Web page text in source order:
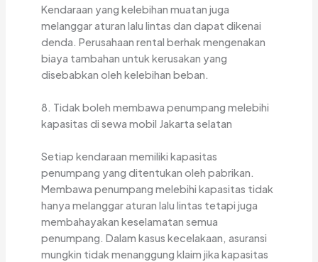
Kendaraan yang kelebihan muatan juga
melanggar aturan lalu lintas dan dapat dikenai
denda. Perusahaan rental berhak mengenakan
biaya tambahan untuk kerusakan yang
disebabkan oleh kelebihan beban.
8. Tidak boleh membawa penumpang melebihi
kapasitas di sewa mobil Jakarta selatan
Setiap kendaraan memiliki kapasitas
penumpang yang ditentukan oleh pabrikan.
Membawa penumpang melebihi kapasitas tidak
hanya melanggar aturan lalu lintas tetapi juga
membahayakan keselamatan semua
penumpang. Dalam kasus kecelakaan, asuransi
mungkin tidak menanggung klaim jika kapasitas